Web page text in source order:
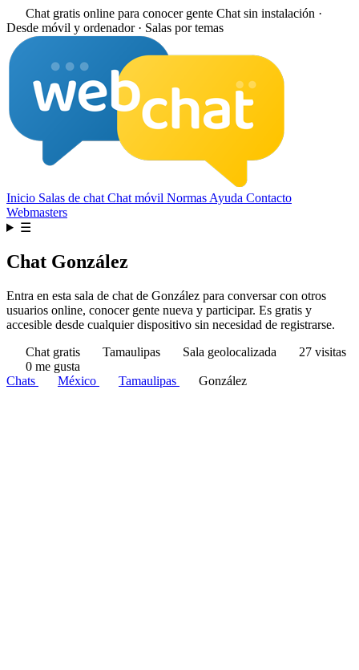
Chat gratis online para conocer gente Chat sin instalación ·
Desde móvil y ordenador · Salas por temas
Inicio Salas de chat Chat móvil Normas Ayuda Contacto
Webmasters
☰
Chat González
Entra en esta sala de chat de González para conversar con otros
usuarios online, conocer gente nueva y participar. Es gratis y
accesible desde cualquier dispositivo sin necesidad de registrarse.
Chat gratis
Tamaulipas Sala geolocalizada
27 visitas
0 me gusta
Chats
México Tamaulipas González